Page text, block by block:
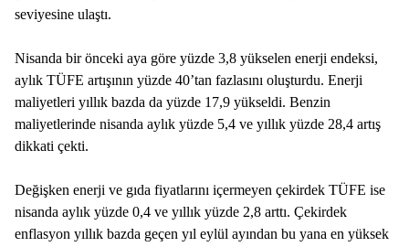
seviyesine ulaştı.
Nisanda bir önceki aya göre yüzde 3,8 yükselen enerji endeksi,
aylık TÜFE artışının yüzde 40’tan fazlasını oluşturdu. Enerji
maliyetleri yıllık bazda da yüzde 17,9 yükseldi. Benzin
maliyetlerinde nisanda aylık yüzde 5,4 ve yıllık yüzde 28,4 artış
dikkati çekti.
Değişken enerji ve gıda fiyatlarını içermeyen çekirdek TÜFE ise
nisanda aylık yüzde 0,4 ve yıllık yüzde 2,8 arttı. Çekirdek
enflasyon yıllık bazda geçen yıl eylül ayından bu yana en yüksek